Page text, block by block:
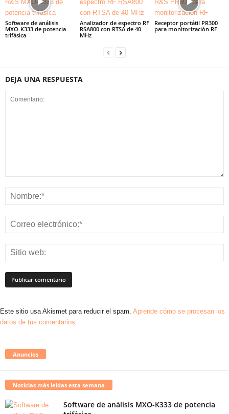
Software de análisis
MXO-K333 de potencia
trifásica
Analizador de espectro RF
RSA800 con RTSA de 40
MHz
Receptor portátil PR300
para monitorización RF
DEJA UNA RESPUESTA
Este sitio usa Akismet para reducir el spam. Aprende cómo se procesan los
datos de tus comentarios.
Anuncios
Noticias más leídas esta semana
Software de análisis MXO-K333 de potencia